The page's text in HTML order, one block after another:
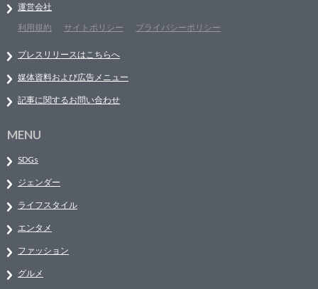
運営会社
利用規約
サイトポリシー プライバシーポリシー
プレスリリースはこちらへ
媒体資料および広告メニュー
記事に関するお問い合わせ
MENU
SDGs
ジェンダー
ライフスタイル
エンタメ
ファッション
グルメ